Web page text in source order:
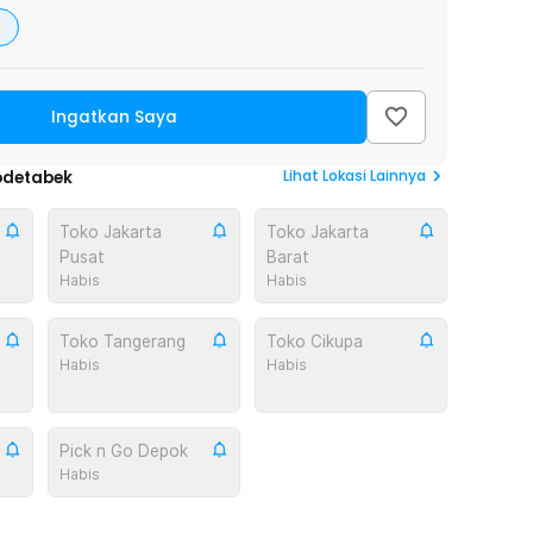
Ingatkan Saya
Lihat Lokasi Lainnya
Toko Jakarta
Pusat
Habis
Toko Jakarta
Barat
Habis
Toko Tangerang
Habis
Toko Cikupa
Habis
Pick n Go Depok
Habis